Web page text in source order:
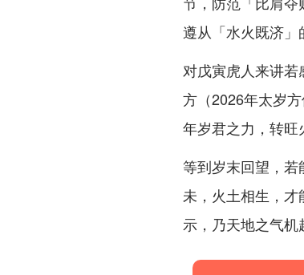
遵从「水火既济」
对戊寅虎人来讲
方（2026年太岁
年岁君之力，转旺
等到岁末回望，
未，火土相生，
示，乃天地之气机